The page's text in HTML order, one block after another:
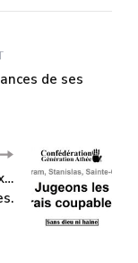
de ses